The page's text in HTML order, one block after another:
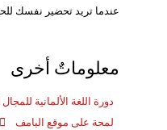
عندما تريد تحضير نفسك
معلوماتٌ أخرى
دورة اللغة الألمانية
لمحة على موقع البامف